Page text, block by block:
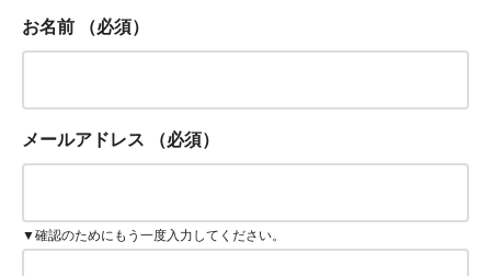
お名前 （必須）
メールアドレス （必須）
▼確認のためにもう一度入力してください。